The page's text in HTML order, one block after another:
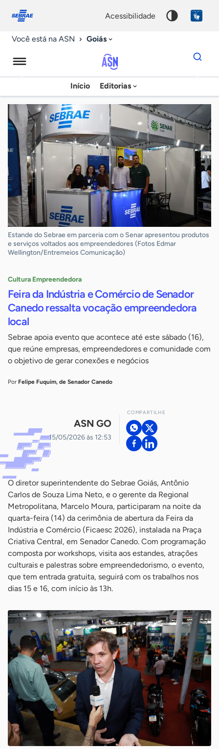
conosco
acessibilidade
Você está na ASN Goiás
Agência
Sebrae
de
Notícias
Início Editorias
Dados
para
chave
Estande do Sebrae em parceria com o Senar apresentou produtos
e serviços voltados aos empreendedores (Fotos Edmar
Wellington/Entremeios Comunicação)
Cultura Empreendedora
Feira da Indústria e Comércio de Senador
Canedo ressalta vocação empreendedora
local
Sebrae apoia evento que acontece até este sábado (16),
que reúne empresas, empreendedores e comunidade com
o objetivo de gerar conexões e negócios
Por Felipe Fuquim, de Senador Canedo
ASN GO
15/05/2026 às 12:53
COMPARTILHE
O diretor superintendente do Sebrae Goiás, Antônio
Carlos de Souza Lima Neto, e o gerente da Regional
Metropolitana, Marcelo Moura, participaram na noite da
quarta-feira (14) da cerimônia de abertura da Feira da
Indústria e Comércio (Ficaesc 2026), instalada na Praça
Criativa Central, em Senador Canedo. Com programação
composta por workshops, visita aos estandes, atrações
culturais e palestras sobre empreendedorismo, o evento,
que tem entrada gratuita, seguirá com os trabalhos nos
dias 15 e 16, com início às 13h.